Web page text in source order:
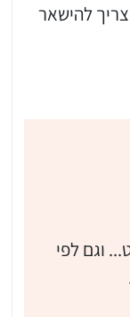
להישאר
וגם לפי